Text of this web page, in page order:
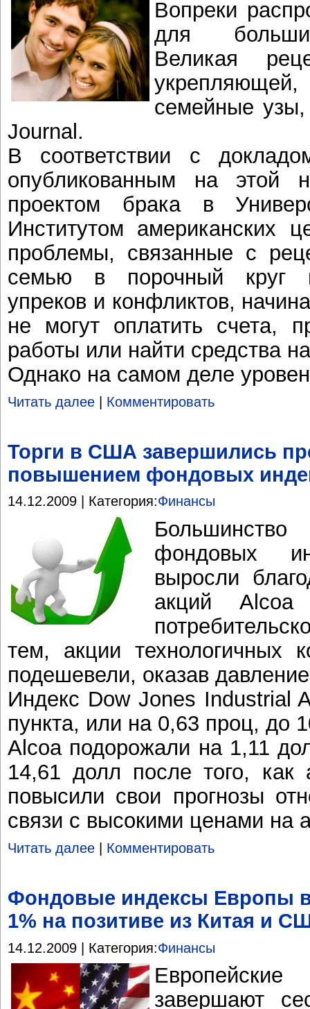
Вопреки
для
Великая
семейные
Journal.
В соответствии с
опубликованным на этой
проектом брака в
Институтом американских
проблемы, связанные с
семью в порочный круг
упреков и конфликтов,
не могут оплатить счета,
работы или найти средства
Однако на самом деле
Читать далее | Комментировать
Торги в США завершились
повышением фондовых
14.12.2009 | Категория:Финансы
фондовых
выросли
акций
тем, акции технологичных
подешевели, оказав
Индекс Dow Jones Industrial
пункта, или на 0,63 проц, до
Alcoa подорожали на 1,11
14,61 долл после того, как
повысили свои прогнозы
связи с высокими ценами на
Читать далее Комментировать
Фондовые индексы Европы
1% на позитиве из Китая и
14.12.2009 | Категория:Финансы
завершают